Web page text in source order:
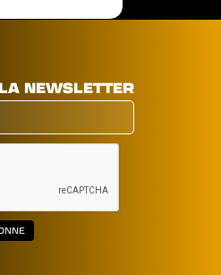
NEWSLETTER